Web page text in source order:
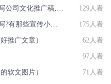
[营销技巧]用撰写软文的思路去写公司文化推广稿,效果立即有效 129人看
[营销技巧]美容院推广软文如何写?有那些宣传小心得 175人看
推广文章） 62人看
97人看
软文图片） 71人看